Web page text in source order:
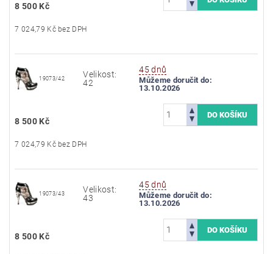
8 500 Kč
7 024,79 Kč bez DPH
19073/42
Velikost:
42
45 dnů
Můžeme doručit do:
13.10.2026
8 500 Kč
7 024,79 Kč bez DPH
19073/43
Velikost:
43
45 dnů
Můžeme doručit do:
13.10.2026
8 500 Kč